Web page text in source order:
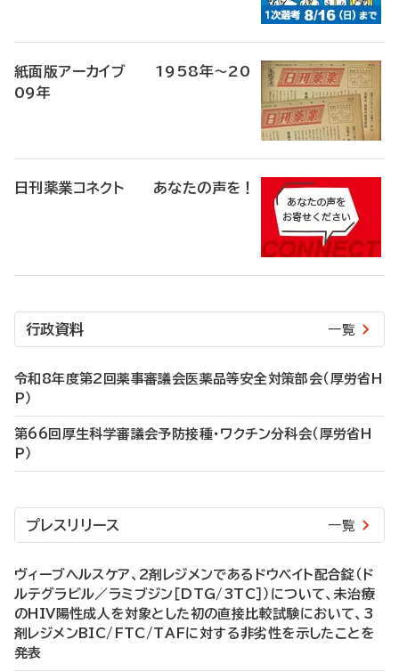
紙面版アーカイブ 1958年～20
09年
日刊薬業コネクト あなたの声を！
行政資料 一覧
令和8年度第2回薬事審議会医薬品等安全対策部会（厚労省H
P）
第66回厚生科学審議会予防接種・ワクチン分科会（厚労省H
P）
プレスリリース 一覧
ヴィーブヘルスケア、2剤レジメンであるドウベイト配合錠（ド
ルテグラビル／ラミブジン［DTG/3TC］）について、未治療
のHIV陽性成人を対象とした初の直接比較試験において、3
剤レジメンBIC/FTC/TAFに対する非劣性を示したことを
発表